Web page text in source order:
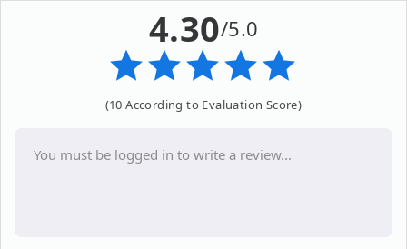
4.30/5.0
(10 According to Evaluation Score)